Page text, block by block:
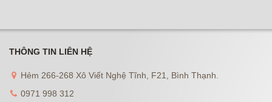
THÔNG TIN LIÊN HỆ
Hẻm 266-268 Xô Viết Nghệ Tĩnh, F21, Bình Thạnh.
0971 998 312